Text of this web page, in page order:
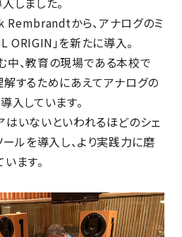
Rembrandtから、アナログのミ
ORIGIN」を新たに導入。
中、教育の現場である本校で
するためにあえてアナログの
入しています。
いないといわれるほどのシェ
ルを導入し、より実践力に磨
ます。